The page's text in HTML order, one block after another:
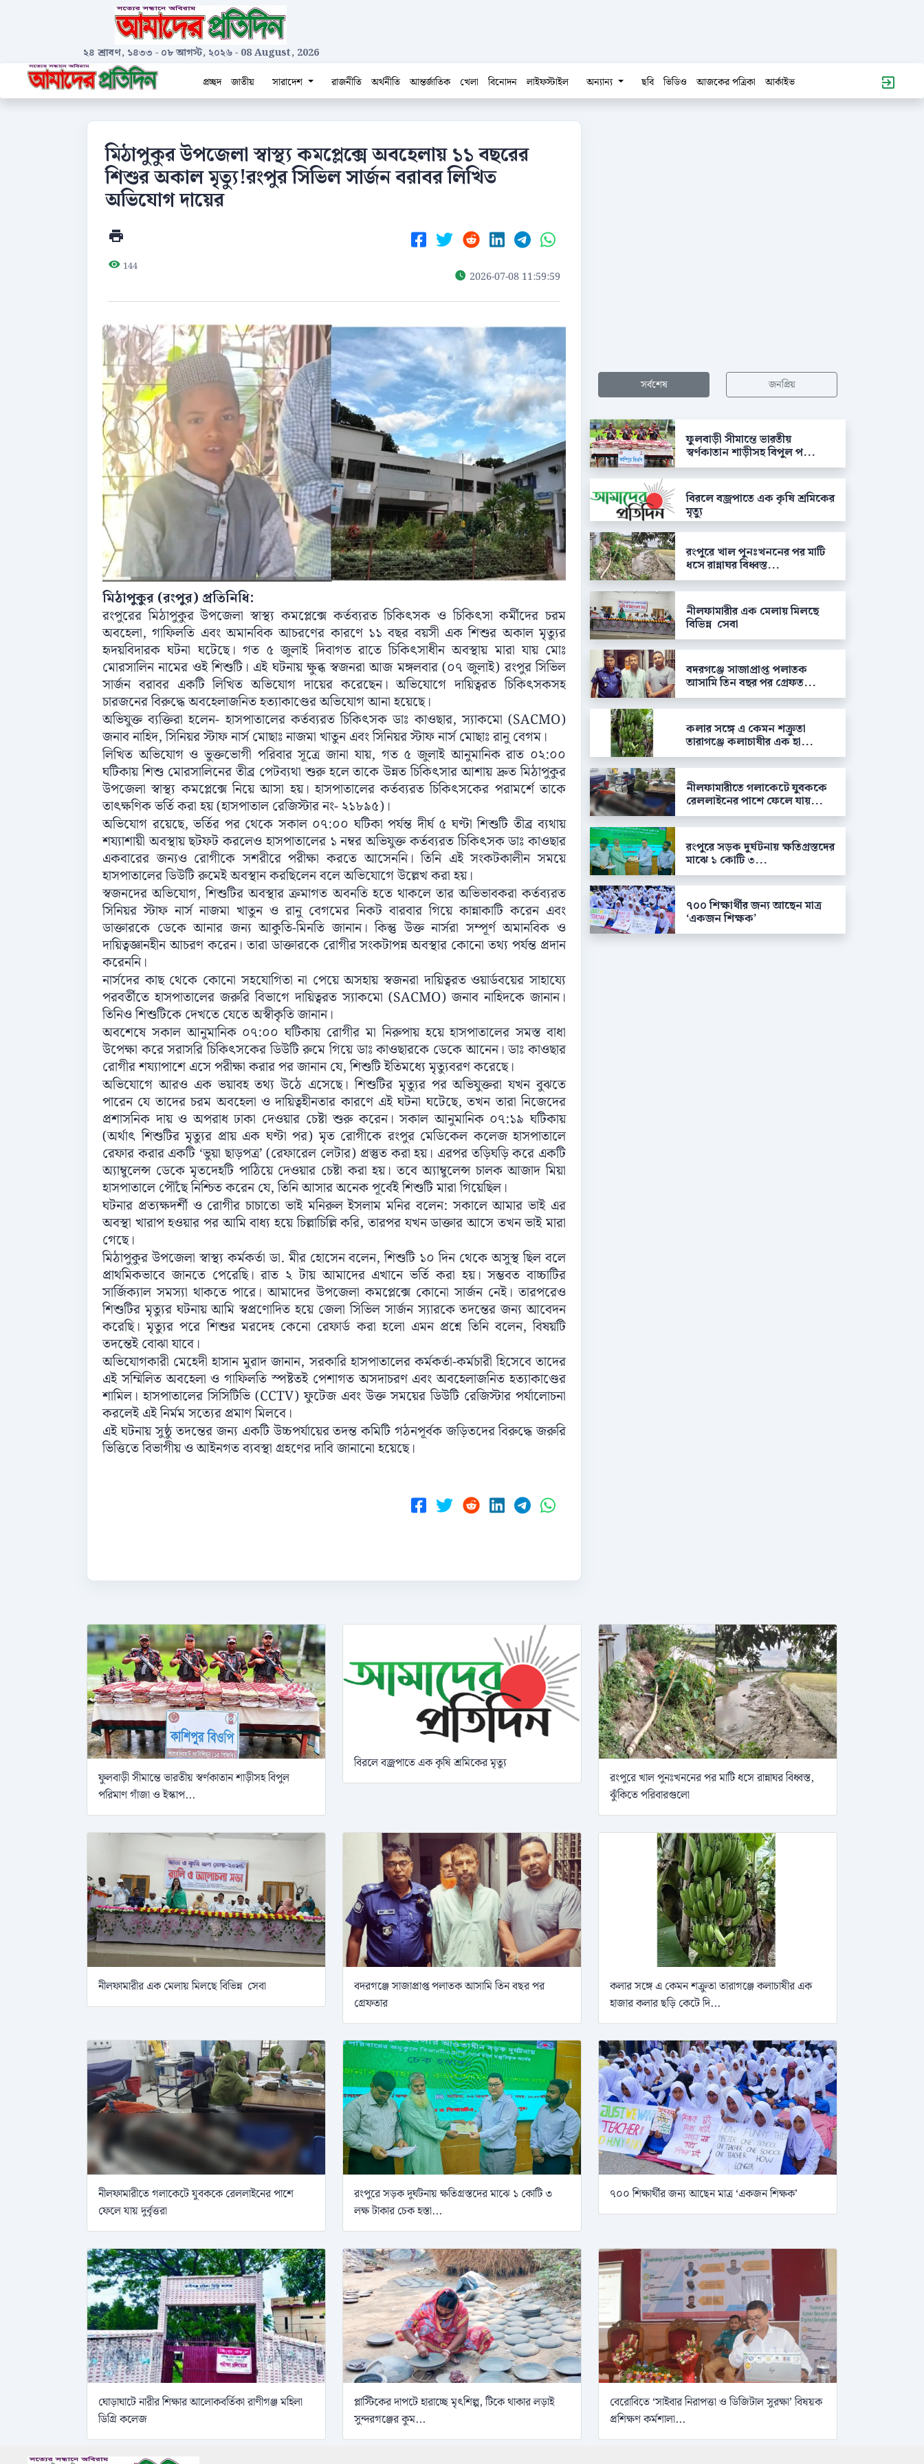
২৪ শ্রাবণ, ১৪৩৩ - ০৮ আগস্ট, ২০২৬- 08 August, 2026
প্রচ্ছদ
জাতীয় সারাদেশ রাজনীতি অর্থনীতি আন্তর্জাতিক খেলা বিনোদন লাইফস্টাইল অন্যান্য ছবি ভিডিও আজকের পত্রিকা আর্কাইভ
মিঠাপুকুর উপজেলা স্বাস্থ্য কমপ্লেক্সে অবহেলায় ১১ বছরের
শিশুর অকাল মৃত্যু!রংপুর সিভিল সার্জন বরাবর লিখিত
অভিযোগ দায়ের
144
2026-07-08 11:59:59
মিঠাপুকুর (রংপুর) প্রতিনিধি:
রংপুরের মিঠাপুকুর উপজেলা স্বাস্থ্য কমপ্লেক্সে কর্তব্যরত চিকিৎসক ও চিকিৎসা কর্মীদের চরম
অবহেলা, গাফিলতি এবং অমানবিক আচরণের কারণে ১১ বছর বয়সী এক শিশুর অকাল মৃত্যুর
হৃদয়বিদারক ঘটনা ঘটেছে। গত ৫ জুলাই দিবাগত রাতে চিকিৎসাধীন অবস্থায় মারা যায় মোঃ
মোরসালিন নামের ওই শিশুটি। এই ঘটনায় ক্ষুব্ধ স্বজনরা আজ মঙ্গলবার (০৭ জুলাই) রংপুর সিভিল
সার্জন বরাবর একটি লিখিত অভিযোগ দায়ের করেছেন। অভিযোগে দায়িত্বরত চিকিৎসকসহ
চারজনের বিরুদ্ধে অবহেলাজনিত হত্যাকাণ্ডের অভিযোগ আনা হয়েছে।
অভিযুক্ত ব্যক্তিরা হলেন- হাসপাতালের কর্তব্যরত চিকিৎসক ডাঃ কাওছার, স্যাকমো (SACMO)
জনাব নাহিদ, সিনিয়র স্টাফ নার্স মোছাঃ নাজমা খাতুন এবং সিনিয়র স্টাফ নার্স মোছাঃ রানু বেগম।
লিখিত অভিযোগ ও ভুক্তভোগী পরিবার সূত্রে জানা যায়, গত ৫ জুলাই আনুমানিক রাত ০২:০০
ঘটিকায় শিশু মোরসালিনের তীব্র পেটব্যথা শুরু হলে তাকে উন্নত চিকিৎসার আশায় দ্রুত মিঠাপুকুর
উপজেলা স্বাস্থ্য কমপ্লেক্সে নিয়ে আসা হয়। হাসপাতালের কর্তব্যরত চিকিৎসকের পরামর্শে তাকে
তাৎক্ষণিক ভর্তি করা হয় (হাসপাতাল রেজিস্টার নং- ২১৮৯৫)।
অভিযোগ রয়েছে, ভর্তির পর থেকে সকাল ০৭:০০ ঘটিকা পর্যন্ত দীর্ঘ ৫ ঘণ্টা শিশুটি তীব্র ব্যথায়
শয্যাশায়ী অবস্থায় ছটফট করলেও হাসপাতালের ১ নম্বর অভিযুক্ত কর্তব্যরত চিকিৎসক ডাঃ কাওছার
একবারের জন্যও রোগীকে সশরীরে পরীক্ষা করতে আসেননি। তিনি এই সংকটকালীন সময়ে
হাসপাতালের ডিউটি রুমেই অবস্থান করছিলেন বলে অভিযোগে উল্লেখ করা হয়।
স্বজনদের অভিযোগ, শিশুটির অবস্থার ক্রমাগত অবনতি হতে থাকলে তার অভিভাবকরা কর্তব্যরত
সিনিয়র স্টাফ নার্স নাজমা খাতুন ও রানু বেগমের নিকট বারবার গিয়ে কান্নাকাটি করেন এবং
ডাক্তারকে ডেকে আনার জন্য আকুতি-মিনতি জানান। কিন্তু উক্ত নার্সরা সম্পূর্ণ অমানবিক ও
দায়িত্বজ্ঞানহীন আচরণ করেন। তারা ডাক্তারকে রোগীর সংকটাপন্ন অবস্থার কোনো তথ্য পর্যন্ত প্রদান
করেননি।
নার্সদের কাছ থেকে কোনো সহযোগিতা না পেয়ে অসহায় স্বজনরা দায়িত্বরত ওয়ার্ডবয়ের সাহায্যে
পরবর্তীতে হাসপাতালের জরুরি বিভাগে দায়িত্বরত স্যাকমো (SACMO) জনাব নাহিদকে জানান।
তিনিও শিশুটিকে দেখতে যেতে অস্বীকৃতি জানান।
অবশেষে সকাল আনুমানিক ০৭:০০ ঘটিকায় রোগীর মা নিরুপায় হয়ে হাসপাতালের সমস্ত বাধা
উপেক্ষা করে সরাসরি চিকিৎসকের ডিউটি রুমে গিয়ে ডাঃ কাওছারকে ডেকে আনেন। ডাঃ কাওছার
রোগীর শয্যাপাশে এসে পরীক্ষা করার পর জানান যে, শিশুটি ইতিমধ্যে মৃত্যুবরণ করেছে।
অভিযোগে আরও এক ভয়াবহ তথ্য উঠে এসেছে। শিশুটির মৃত্যুর পর অভিযুক্তরা যখন বুঝতে
পারেন যে তাদের চরম অবহেলা ও দায়িত্বহীনতার কারণে এই ঘটনা ঘটেছে, তখন তারা নিজেদের
প্রশাসনিক দায় ও অপরাধ ঢাকা দেওয়ার চেষ্টা শুরু করেন। সকাল আনুমানিক ০৭:১৯ ঘটিকায়
(অর্থাৎ শিশুটির মৃত্যুর প্রায় এক ঘণ্টা পর) মৃত রোগীকে রংপুর মেডিকেল কলেজ হাসপাতালে
রেফার করার একটি ‘ভুয়া ছাড়পত্র’ (রেফারেল লেটার) প্রস্তুত করা হয়। এরপর তড়িঘড়ি করে একটি
অ্যাম্বুলেন্স ডেকে মৃতদেহটি পাঠিয়ে দেওয়ার চেষ্টা করা হয়। তবে অ্যাম্বুলেন্স চালক আজাদ মিয়া
হাসপাতালে পৌঁছে নিশ্চিত করেন যে, তিনি আসার অনেক পূর্বেই শিশুটি মারা গিয়েছিল।
ঘটনার প্রত্যক্ষদর্শী ও রোগীর চাচাতো ভাই মনিরুল ইসলাম মনির বলেন: সকালে আমার ভাই এর
অবস্থা খারাপ হওয়ার পর আমি বাধ্য হয়ে চিল্লাচিল্লি করি, তারপর যখন ডাক্তার আসে তখন ভাই মারা
গেছে।
মিঠাপুকুর উপজেলা স্বাস্থ্য কর্মকর্তা ডা. মীর হোসেন বলেন, শিশুটি ১০ দিন থেকে অসুস্থ ছিল বলে
প্রাথমিকভাবে জানতে পেরেছি। রাত ২ টায় আমাদের এখানে ভর্তি করা হয়। সম্ভবত বাচ্চাটির
সার্জিক্যাল সমস্যা থাকতে পারে। আমাদের উপজেলা কমপ্লেক্সে কোনো সার্জন নেই। তারপরেও
শিশুটির মৃত্যুর ঘটনায় আমি স্বপ্রণোদিত হয়ে জেলা সিভিল সার্জন স্যারকে তদন্তের জন্য আবেদন
করেছি। মৃত্যুর পরে শিশুর মরদেহ কেনো রেফার্ড করা হলো এমন প্রশ্নে তিনি বলেন, বিষয়টি
তদন্তেই বোঝা যাবে।
অভিযোগকারী মেহেদী হাসান মুরাদ জানান, সরকারি হাসপাতালের কর্মকর্তা-কর্মচারী হিসেবে তাদের
এই সম্মিলিত অবহেলা ও গাফিলতি স্পষ্টতই পেশাগত অসদাচরণ এবং অবহেলাজনিত হত্যাকাণ্ডের
শামিল। হাসপাতালের সিসিটিভি (CCTV) ফুটেজ এবং উক্ত সময়ের ডিউটি রেজিস্টার পর্যালোচনা
করলেই এই নির্মম সত্যের প্রমাণ মিলবে।
এই ঘটনায় সুষ্ঠু তদন্তের জন্য একটি উচ্চপর্যায়ের তদন্ত কমিটি গঠনপূর্বক জড়িতদের বিরুদ্ধে জরুরি
ভিত্তিতে বিভাগীয় ও আইনগত ব্যবস্থা গ্রহণের দাবি জানানো হয়েছে।
সর্বশেষ জনপ্রিয়
ফুলবাড়ী সীমান্তে ভারতীয়
স্বর্ণকাতান শাড়ীসহ বিপুল প...
বিরলে বজ্রপাতে এক কৃষি শ্রমিকের
মৃত্যু
রংপুরে খাল পুনঃখননের পর মাটি
ধসে রান্নাঘর বিধ্বস্ত...
নীলফামারীর এক মেলায় মিলছে
বিভিন্ন সেবা
বদরগঞ্জে সাজাপ্রাপ্ত পলাতক
আসামি তিন বছর পর গ্রেফত...
কলার সঙ্গে এ কেমন শক্রুতা
তারাগঞ্জে কলাচাষীর এক হা...
নীলফামারীতে গলাকেটে যুবককে
রেললাইনের পাশে ফেলে যায়...
রংপুরে সড়ক দুর্ঘটনায় ক্ষতিগ্রস্তদের
মাঝে ১ কোটি ৩...
৭০০ শিক্ষার্থীর জন্য আছেন মাত্র
‘একজন শিক্ষক’
ফুলবাড়ী সীমান্তে ভারতীয় স্বর্ণকাতান শাড়ীসহ বিপুল
পরিমাণ গাঁজা ও ইস্কাপ...
বিরলে বজ্রপাতে এক কৃষি শ্রমিকের মৃত্যু
রংপুরে খাল পুনঃখননের পর মাটি ধসে রান্নাঘর বিধ্বস্ত,
ঝুঁকিতে পরিবারগুলো
নীলফামারীর এক মেলায় মিলছে বিভিন্ন সেবা
বদরগঞ্জে সাজাপ্রাপ্ত পলাতক আসামি তিন বছর পর
গ্রেফতার
কলার সঙ্গে এ কেমন শক্রুতা তারাগঞ্জে কলাচাষীর এক
হাজার কলার ছড়ি কেটে দি...
নীলফামারীতে গলাকেটে যুবককে রেললাইনের পাশে
ফেলে যায় দুর্বৃত্তরা
রংপুরে সড়ক দুর্ঘটনায় ক্ষতিগ্রস্তদের মাঝে ১ কোটি ৩
লক্ষ টাকার চেক হস্তা...
৭০০ শিক্ষার্থীর জন্য আছেন মাত্র ‘একজন শিক্ষক’
ঘোড়াঘাটে নারীর শিক্ষার আলোকবর্তিকা রাণীগঞ্জ মহিলা
ডিগ্রি কলেজ
প্লাস্টিকের দাপটে হারাচ্ছে মৃৎশিল্প, টিকে থাকার লড়াই
সুন্দরগঞ্জের কুম...
বেরোবিতে ‘সাইবার নিরাপত্তা ও ডিজিটাল সুরক্ষা’ বিষয়ক
প্রশিক্ষণ কর্মশালা...